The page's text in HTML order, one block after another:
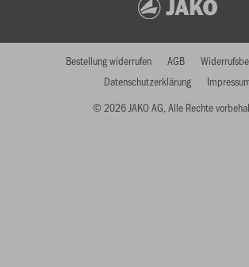
© 2026 JAKO AG, Alle Rechte
Bestellung widerrufen AGB
Datenschutzerklärung